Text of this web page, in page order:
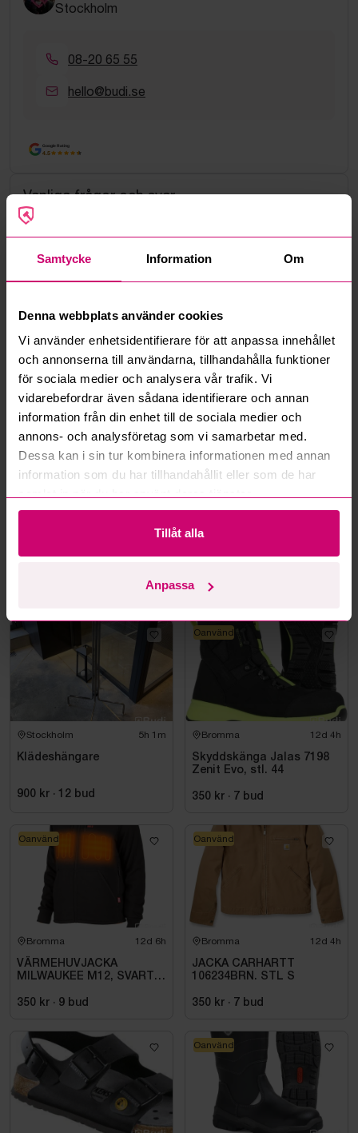
Samtycke Information Om
Denna webbplats använder cookies
Vi använder enhetsidentifierare för att anpassa innehållet
och annonserna till användarna, tillhandahålla funktioner
för sociala medier och analysera vår trafik. Vi
vidarebefordrar även sådana identifierare och annan
information från din enhet till de sociala medier och
annons- och analysföretag som vi samarbetar med.
Dessa kan i sin tur kombinera informationen med annan
information som du har tillhandahållit eller som de har
Tillåt alla
Anpassa
Stockholm
08-20 65 55
hello@budi.se
Google Rating
4.5
Vanliga frågor och svar
Hur fungerar manuella bud?
Vad innebär serviceavgift?
Vad är ett reservationspris?
Hur fungerar budmotorn?
Kan jag ångra ett bud?
Kan ni frakta mina vunna objekt?
Mer från samma kategori
Stockholm 5h 1m
Klädeshängare
900 kr · 12 bud
Bromma 12d 4h
Skyddskänga Jalas 7198
Zenit Evo, stl. 44
350 kr · 7 bud
Oanvänd
Bromma 12d 6h
VÄRMEHUVJACKA
MILWAUKEE M12, SVART
350 kr · 9 bud
Oanvänd
Bromma 12d 4h
JACKA CARHARTT
106234BRN. STL S
350 kr · 7 bud
Oanvänd
Oanvänd